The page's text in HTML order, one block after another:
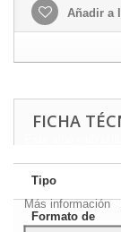
Añadir a
FICHA
Tipo
Formato de
preferencias
Para dar su
Más información